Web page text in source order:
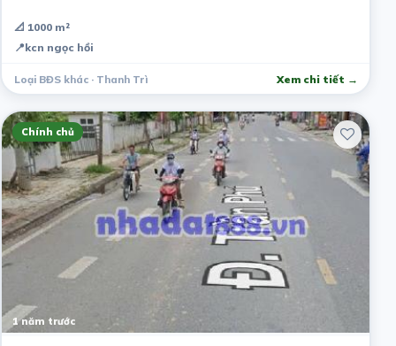
📐 1000 m²
📍kcn ngọc hồi
Loại BĐS khác · Thanh Trì Xem chi tiết →
Chính chủ
1 năm trước